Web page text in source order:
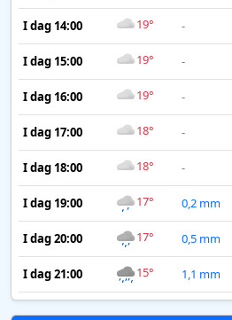
I dag 14:00 19° -
I dag 15:00 19° -
I dag 16:00 19° -
I dag 17:00 18° -
I dag 18:00 18° -
I dag 19:00 17° 0,2 mm
I dag 20:00 17° 0,5 mm
I dag 21:00 15° 1,1 mm